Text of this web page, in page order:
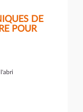
DE
POUR